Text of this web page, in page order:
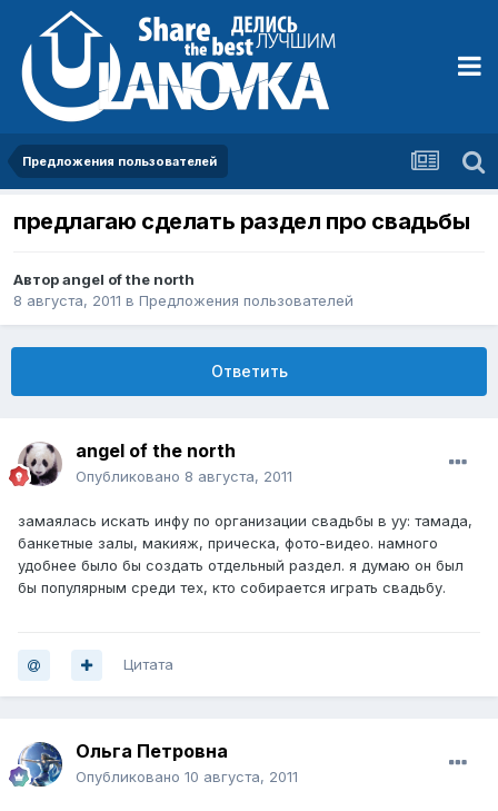
Предложения пользователей
предлагаю сделать раздел про свадьбы
Авторangel of the north
8 августа, 2011 в Предложения пользователей
Ответить
angel of the north
Опубликовано 8 августа, 2011
замаялась искать инфу по организации свадьбы в уу: тамада,
банкетные залы, макияж, прическа, фото-видео. намного
удобнее было бы создать отдельный раздел. я думаю он был
бы популярным среди тех, кто собирается играть свадьбу.
Цитата
Ольга Петровна
Опубликовано 10 августа, 2011